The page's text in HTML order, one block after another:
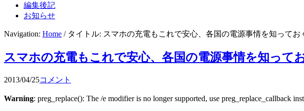
編集後記
お知らせ
Navigation: Home / タイトル: スマホの充電もこれで安心、各国の電源事情を知ってお
スマホの充電もこれで安心、各国の電源事情を知って
2013/04/25コメント
Warning: preg_replace(): The /e modifier is no longer supported, use preg_replace_callback